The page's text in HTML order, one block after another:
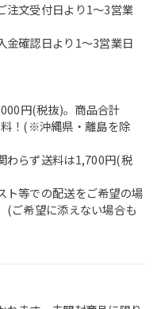
注文受付日より1〜3営業
金確認日より1〜3営業日
円(税抜)。商品合計
！(※沖縄県・離島を除
わらず送料は1,700円(税
等での配送をご希望の場
(ご希望に添えない場合も